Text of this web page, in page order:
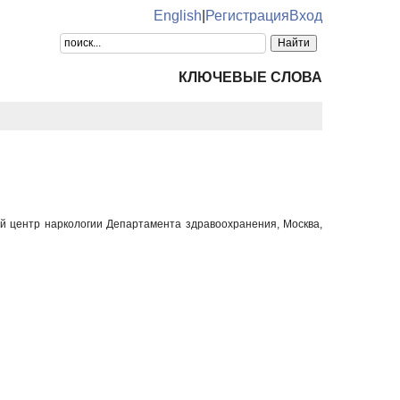
English РегистрацияВход
КЛЮЧЕВЫЕ СЛОВА
центр наркологии Департамента здравоохранения, Москва,